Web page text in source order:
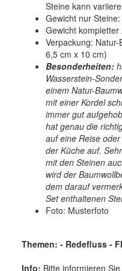
Steine kann
Gewicht nur
Gewicht
Verpackung:
6,5 cm x 10 cm)
Besonderheiten:
Wasserstein-
einem Natur-
mit einer Kordel
immer gut
hat genau die
auf eine Reise
der Küche auf.
mit den Steinen
wird der
dem darauf
Set enthaltenen
Foto: Musterfoto
Themen: - Redefluss -
Info: Bitte informieren